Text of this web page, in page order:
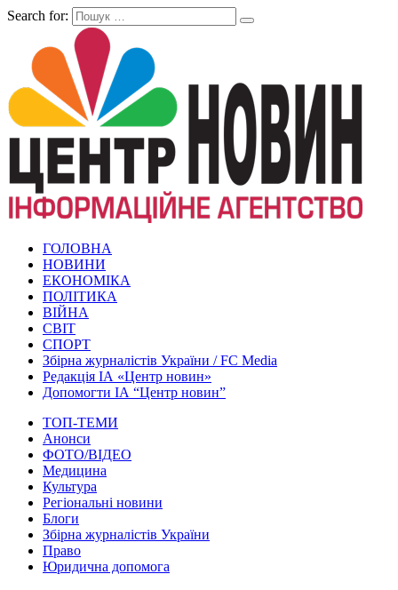
Search for:
ГОЛОВНА
НОВИНИ
ЕКОНОМІКА
ПОЛІТИКА
ВІЙНА
СВІТ
СПОРТ
Збірна журналістів України / FC Media
Редакція ІА «Центр новин»
Допомогти ІА “Центр новин”
ТОП-ТЕМИ
Анонси
ФОТО/ВІДЕО
Медицина
Культура
Регіональні новини
Блоги
Збірна журналістів України
Право
Юридична допомога